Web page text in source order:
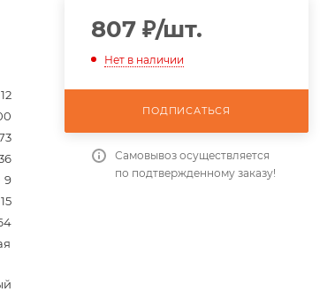
12
9
15
807 ₽/шт.
Нет в наличии
ПОДПИСАТЬСЯ
Самовывоз осуществляется
по подтвержденному заказу!